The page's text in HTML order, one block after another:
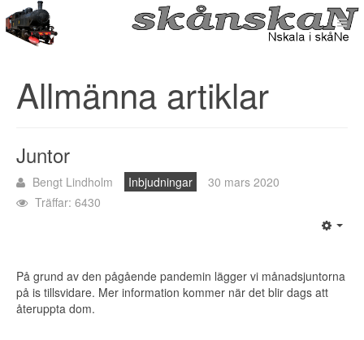
Allmänna artiklar
Juntor
Bengt Lindholm Inbjudningar
30 mars 2020
Träffar: 6430
På grund av den pågående pandemin lägger vi månadsjuntorna
på is tillsvidare. Mer information kommer när det blir dags att
återuppta dom.